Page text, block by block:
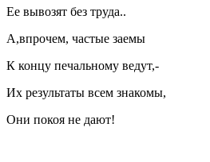
Ее вывозят без труда..
А,впрочем, частые заемы
К концу печальному ведут,-
Их результаты всем знакомы,
Они покоя не дают!